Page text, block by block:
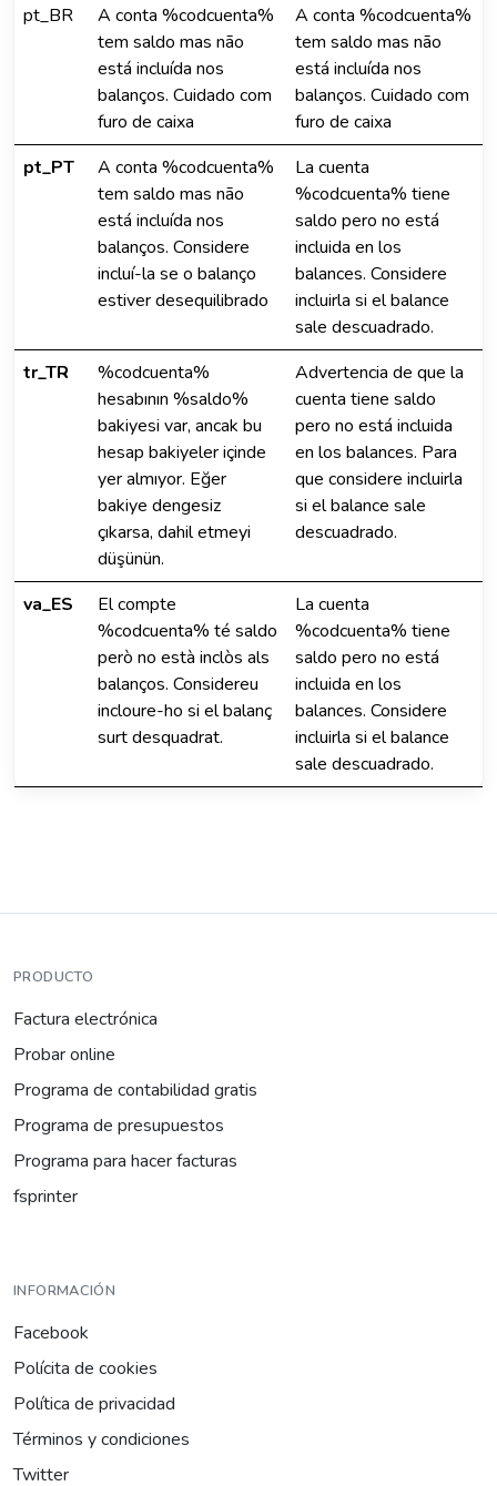
pt_BR
A conta %codcuenta%
tem saldo mas não
está incluída nos
balanços. Cuidado com
furo de caixa
A conta %codcuenta%
tem saldo mas não
está incluída nos
balanços. Cuidado com
furo de caixa
pt_PT
A conta %codcuenta%
tem saldo mas não
está incluída nos
balanços. Considere
incluí-la se o balanço
estiver desequilibrado
La cuenta
%codcuenta% tiene
saldo pero no está
incluida en los
balances. Considere
incluirla si el balance
sale descuadrado.
tr_TR
%codcuenta%
hesabının %saldo%
bakiyesi var, ancak bu
hesap bakiyeler içinde
yer almıyor. Eğer
bakiye dengesiz
çıkarsa, dahil etmeyi
düşünün.
Advertencia de que la
cuenta tiene saldo
pero no está incluida
en los balances. Para
que considere incluirla
si el balance sale
descuadrado.
va_ES
El compte
%codcuenta% té saldo
però no està inclòs als
balanços. Considereu
incloure-ho si el balanç
surt desquadrat.
La cuenta
%codcuenta% tiene
saldo pero no está
incluida en los
balances. Considere
incluirla si el balance
sale descuadrado.
PRODUCTO
Factura electrónica
Probar online
Programa de contabilidad gratis
Programa de presupuestos
Programa para hacer facturas
fsprinter
INFORMACIÓN
Facebook
Polícita de cookies
Política de privacidad
Términos y condiciones
Twitter